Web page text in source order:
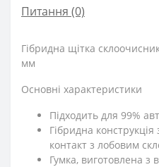
Питання (0)
Гібридна щітка
мм
Основні характеристики
Підходить для 99%
Гібридна
контакт з лобовим
Гумка, виготовлена з